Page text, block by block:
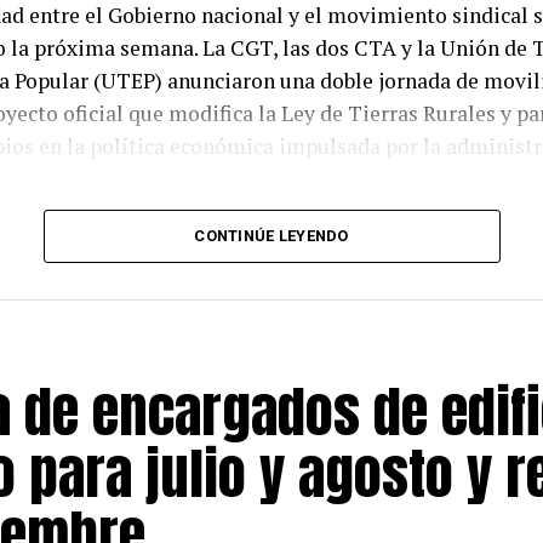
entre el Gobierno nacional y el movimiento sindical
próxima semana. La CGT, las dos CTA y la Unión de
Popular (UTEP) anunciaron una doble jornada de
oficial que modifica la Ley de Tierras Rurales y
en la política económica impulsada por la
será el jueves 6 de agosto frente al Congreso,
la reanudación del debate en el Senado sobre la
la Propiedad Privada, iniciativa promovida por el
Transformación del Estado, Federico Sturzenegger. Un
organizaciones volverán a las calles en el marco de la
San Cayetano, con una concentración que culminará
introduce cambios sustanciales en la Ley 26.737
puntos más discutidos elimina el límite del 15%
CONTINÚE LEYENDO
de encargados de
para julio y agosto y